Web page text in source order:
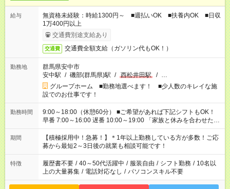
給与
無資格未経験：時給1300円～ ■週払いOK ■扶養内OK ■日収
1万400円以上
交通費別途支給あり
交通費 交通費全額支給（ガソリン代もOK！）
勤務地
群馬県安中市
安中駅 / 磯部(群馬県)駅 / 西松井田駅 / …
グループホーム ■勤務地選べます！ ■少人数のキレイな施
設でのお仕事です！
勤務時間
9:00～18:00（休憩60分） ■ご希望があれば下記シフトもOK！
早番 7:00～16:00 遅番 10:00～19:00 「家族と休みを合わせた
い」 「余裕を持って夕飯の準備がしたい」 「できれば残業はし
たくない」 など、ご希望を教えてくださいね。 ※Wワーク希望
の方へ 今ご覧のお仕事で希望する勤務時間と、もう1つのお仕事
の勤務時間。 合計で週40時間を超える場合は応募できません。
期間
【積極採用中！急募！】＊1年以上勤務している方が多数！ご応
募から最短2～3日後の就業も相談可能です！
特徴 履歴書不要 / 40～50代活躍中 / 服装自由 / シフト勤務 / 10名以
上の大量募集 / 電話対応なし / パソコンスキル不要